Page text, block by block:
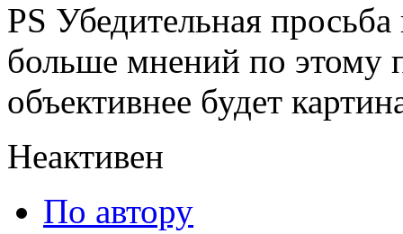
PS Убедительная
больше мнений по
объективнее будет
Неактивен
По автору